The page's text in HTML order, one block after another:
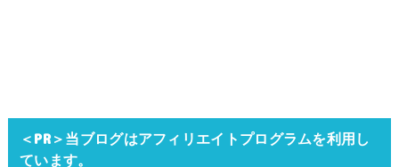
＜PR＞当ブログはアフィリエイトプログラムを利用し
ています。